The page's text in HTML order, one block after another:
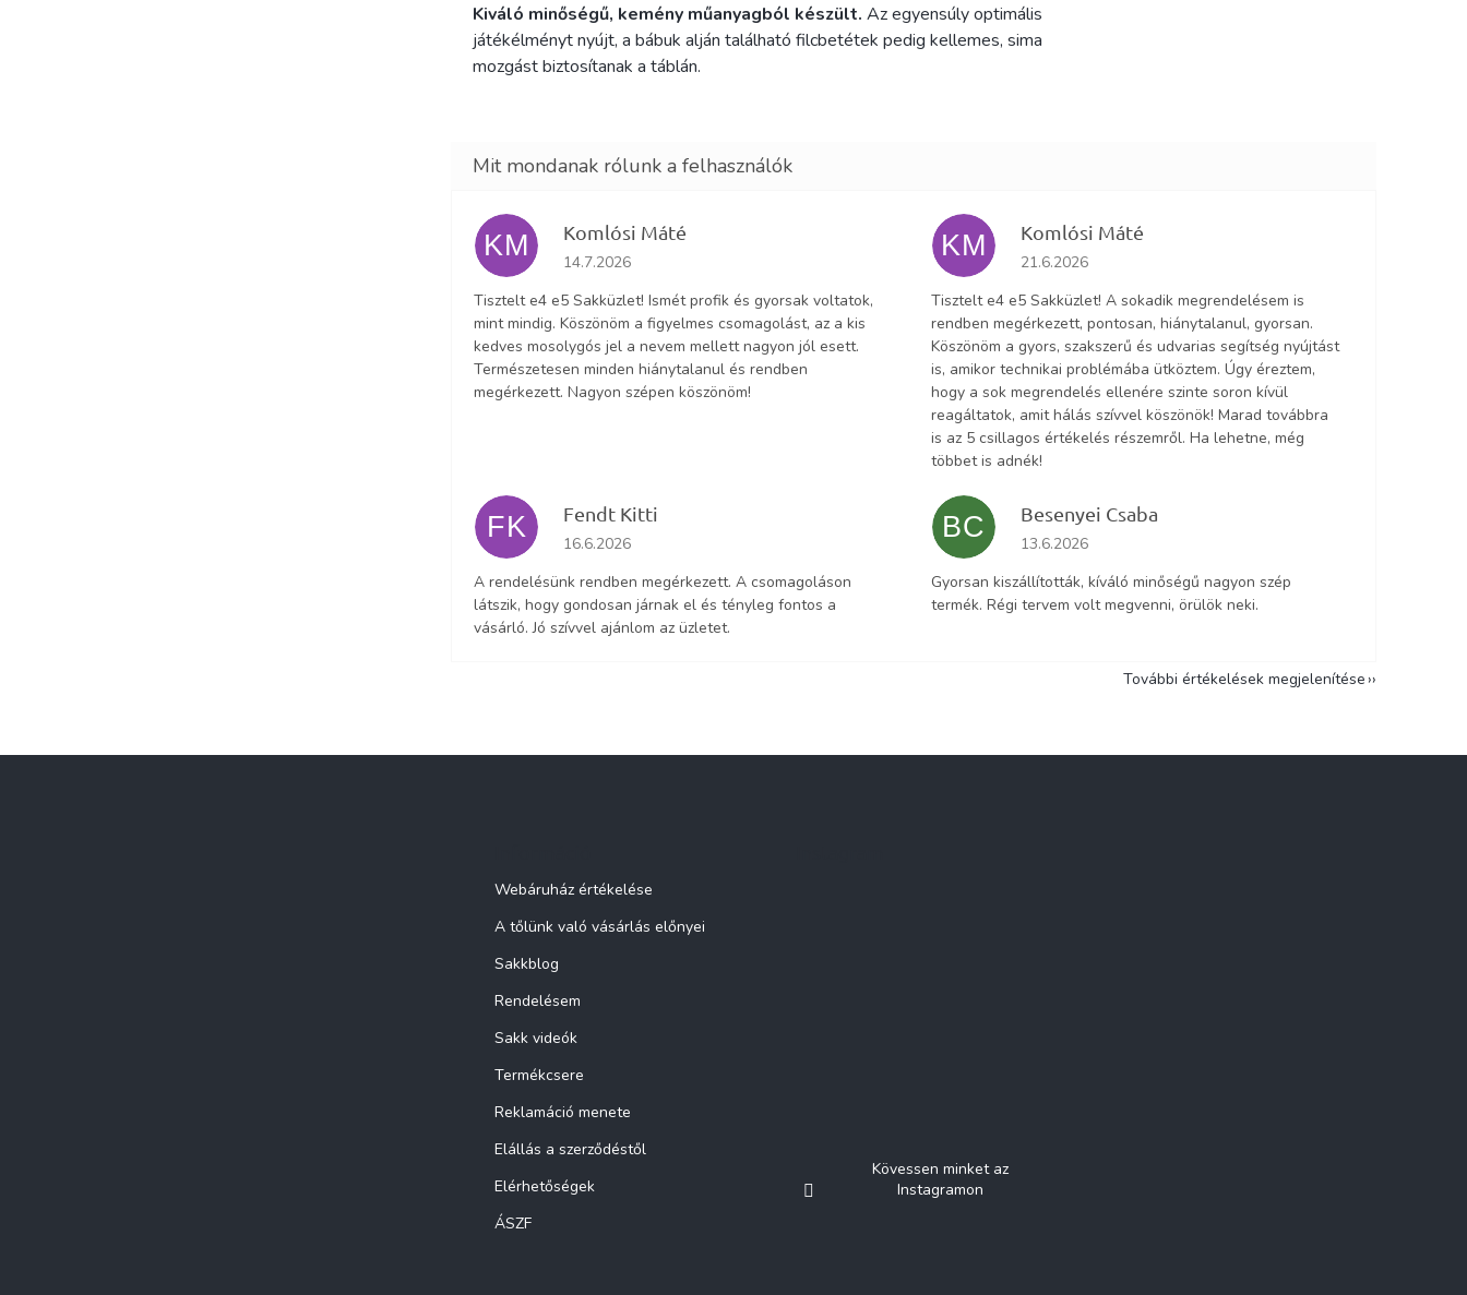
Kiváló minőségű, kemény műanyagból készült. Az egyensúly optimális
játékélményt nyújt, a bábuk alján található filcbetétek pedig kellemes, sima
mozgást biztosítanak a táblán.
KM Komlósi Máté
Az áruház értékelése 5-ből 5 csillag.
14.7.2026
Tisztelt e4 e5 Sakküzlet! Ismét profik és gyorsak voltatok,
mint mindig. Köszönöm a figyelmes csomagolást, az a kis
kedves mosolygós jel a nevem mellett nagyon jól esett.
Természetesen minden hiánytalanul és rendben
megérkezett. Nagyon szépen köszönöm!
KM Komlósi Máté
Az áruház értékelése 5-ből 5 csillag.
21.6.2026
Tisztelt e4 e5 Sakküzlet! A sokadik megrendelésem is
rendben megérkezett, pontosan, hiánytalanul, gyorsan.
Köszönöm a gyors, szakszerű és udvarias segítség nyújtást
is, amikor technikai problémába ütköztem. Úgy éreztem,
hogy a sok megrendelés ellenére szinte soron kívül
reagáltatok, amit hálás szívvel köszönök! Marad továbbra
is az 5 csillagos értékelés részemről. Ha lehetne, még
többet is adnék!
FK Fendt Kitti
Az áruház értékelése 5-ből 5 csillag.
16.6.2026
A rendelésünk rendben megérkezett. A csomagoláson
látszik, hogy gondosan járnak el és tényleg fontos a
vásárló. Jó szívvel ajánlom az üzletet.
BC Besenyei Csaba
Az áruház értékelése 5-ből 5 csillag.
13.6.2026
Gyorsan kiszállították, kíváló minőségű nagyon szép
termék. Régi tervem volt megvenni, örülök neki.
További értékelések megjelenítése
Webáruház értékelése
A tőlünk való vásárlás előnyei
Sakkblog
Rendelésem
Sakk videók
Termékcsere
Reklamáció menete
Elállás a szerződéstől
Elérhetőségek
ÁSZF
Kövessen minket az
Instagramon